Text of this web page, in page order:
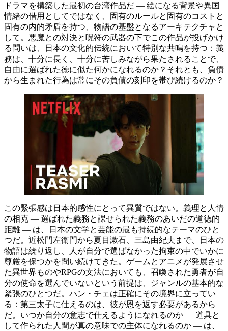
ドラマを構築した最初の台湾作品だ ― 絵になる背景や異国
情緒の借用としてではなく、固有のルールと固有のコストと
固有の内的矛盾を持つ、物語の基盤となるアーキテクチャと
して。悪魔との対決と呪符の武器の下でこの作品が投げかけ
る問いは、日本の文化的伝統において特別な共鳴を持つ：義
務は、十分に長く、十分に苦しみながら果たされることで、
自由に選ばれた徳に似た何かになれるのか？それとも、負債
から生まれた行為は常にその負債の刻印を帯び続けるのか？
この緊張感は日本的感性にとって異質ではない。義理と人情
の相克 ― 選ばれた義務と課せられた義務のあいだの道徳的
距離 ― は、日本の文学と芸能の最も持続的なテーマのひと
つだ。近松門左衛門から夏目漱石、三島由紀夫まで、日本の
物語は繰り返し、人が自分で選ばなかった拘束の中でいかに
尊厳を保つかを問い続けてきた。ゲームとアニメが発展させ
た異世界ものやRPGの文法においても、召喚された勇者が自
分の使命を選んでいないという前提は、ジャンルの基本的な
緊張のひとつだ。ハン・チェは正確にその境界に立ってい
る：第三太子に仕えるのは、彼が恩を返す必要があるから
だ。いつか自分の意志で仕えるようになれるのか ― 道具と
して作られた人間が真の意味での主体になれるのか ― は、